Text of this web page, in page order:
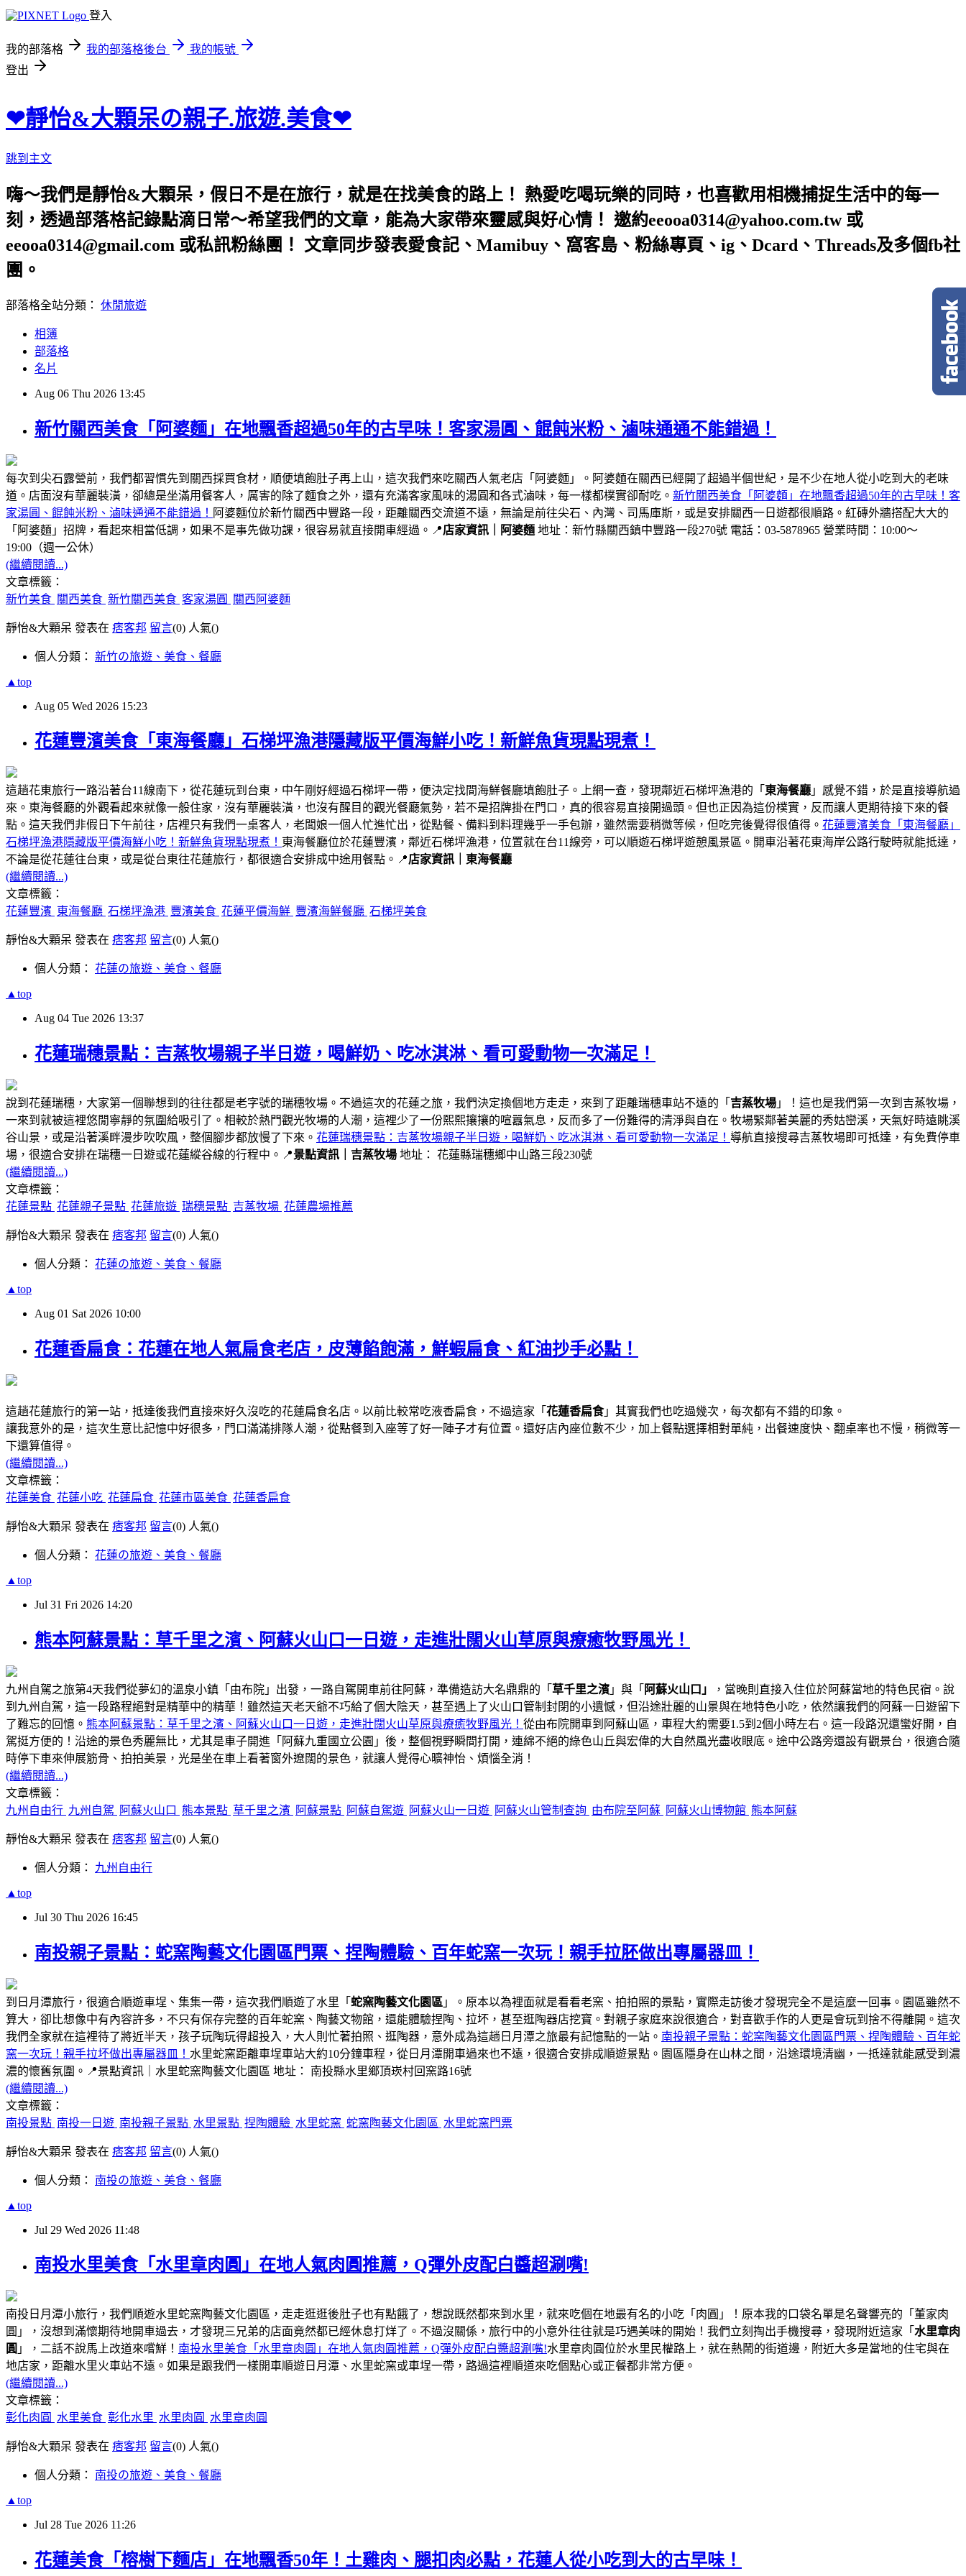
登入
我的部落格 我的部落格後台
我的帳號
登出
❤靜怡&大顆呆の親子.旅遊.美食❤
跳到主文
嗨～我們是靜怡&大顆呆，假日不是在旅行，就是在找美食的路上！ 熱愛吃喝玩樂的同時，也喜歡用相機捕捉生活中的每一
刻，透過部落格記錄點滴日常～希望我們的文章，能為大家帶來靈感與好心情！ 邀約eeooa0314@yahoo.com.tw 或
eeooa0314@gmail.com 或私訊粉絲團！ 文章同步發表愛食記、Mamibuy、窩客島、粉絲專頁、ig、Dcard、Threads及多個fb社
團。
部落格全站分類： 休閒旅遊
相簿
部落格
名片
Aug 06 Thu 2026 13:45
新竹關西美食「阿婆麵」在地飄香超過50年的古早味！客家湯圓、餛飩米粉、滷味通通不能錯過！
每次到尖石露營前，我們都習慣先到關西採買食材，順便填飽肚子再上山，這次我們來吃關西人氣老店「阿婆麵」。阿婆麵在關西已經開了超過半個世紀，是不少在地人從小吃到大的老味
道。店面沒有華麗裝潢，卻總是坐滿用餐客人，厲害的除了麵食之外，還有充滿客家風味的湯圓和各式滷味，每一樣都樸實卻耐吃。 新竹關西美食「阿婆麵」在地飄香超過50年的古早味！客
家湯圓、餛飩米粉、滷味通通不能錯過！ 阿婆麵位於新竹關西中豐路一段，距離關西交流道不遠，無論是前往尖石、內灣、司馬庫斯，或是安排關西一日遊都很順路。紅磚外牆搭配大大的
「阿婆麵」招牌，看起來相當低調，如果不是事先做功課，很容易就直接開車經過。📍店家資訊｜阿婆麵 地址：新竹縣關西鎮中豐路一段270號 電話：03-5878965 營業時間：10:00～
19:00（週一公休）
(繼續閱讀...)
文章標籤：
新竹美食 關西美食 新竹關西美食 客家湯圓 關西阿婆麵
靜怡&大顆呆 發表在 痞客邦 留言(0) 人氣()
個人分類： 新竹の旅遊、美食、餐廳
▲top
Aug 05 Wed 2026 15:23
花蓮豐濱美食「東海餐廳」石梯坪漁港隱藏版平價海鮮小吃！新鮮魚貨現點現煮！
這趟花東旅行一路沿著台11線南下，從花蓮玩到台東，中午剛好經過石梯坪一帶，便決定找間海鮮餐廳填飽肚子。上網一查，發現鄰近石梯坪漁港的「 東海餐廳 」感覺不錯，於是直接導航過
來。東海餐廳的外觀看起來就像一般住家，沒有華麗裝潢，也沒有醒目的觀光餐廳氣勢，若不是招牌掛在門口，真的很容易直接開過頭。但也正因為這份樸實，反而讓人更期待接下來的餐
點。這天我們非假日下午前往，店裡只有我們一桌客人，老闆娘一個人忙進忙出，從點餐、備料到料理幾乎一手包辦，雖然需要稍微等候，但吃完後覺得很值得。 花蓮豐濱美食「東海餐廳」
石梯坪漁港隱藏版平價海鮮小吃！新鮮魚貨現點現煮！ 東海餐廳位於花蓮豐濱，鄰近石梯坪漁港，位置就在台11線旁，可以順遊石梯坪遊憩風景區。開車沿著花東海岸公路行駛時就能抵達，
不論是從花蓮往台東，或是從台東往花蓮旅行，都很適合安排成中途用餐點。📍店家資訊｜東海餐廳
(繼續閱讀...)
文章標籤：
花蓮豐濱 東海餐廳 石梯坪漁港 豐濱美食 花蓮平價海鮮 豐濱海鮮餐廳 石梯坪美食
靜怡&大顆呆 發表在 痞客邦 留言(0) 人氣()
個人分類： 花蓮の旅遊、美食、餐廳
▲top
Aug 04 Tue 2026 13:37
花蓮瑞穗景點：吉蒸牧場親子半日遊，喝鮮奶、吃冰淇淋、看可愛動物一次滿足！
說到花蓮瑞穗，大家第一個聯想到的往往都是老字號的瑞穗牧場。不過這次的花蓮之旅，我們決定換個地方走走，來到了距離瑞穗車站不遠的「 吉蒸牧場 」！這也是我們第一次到吉蒸牧場，
一來到就被這裡悠閒寧靜的氛圍給吸引了。相較於熱門觀光牧場的人潮，這裡少了一份熙熙攘攘的喧囂氣息，反而多了一份難得的清淨與自在。牧場緊鄰著美麗的秀姑巒溪，天氣好時遠眺溪
谷山景，或是沿著溪畔漫步吹吹風，整個腳步都放慢了下來。 花蓮瑞穗景點：吉蒸牧場親子半日遊，喝鮮奶、吃冰淇淋、看可愛動物一次滿足！ 導航直接搜尋吉蒸牧場即可抵達，有免費停車
場，很適合安排在瑞穗一日遊或花蓮縱谷線的行程中。📍景點資訊｜吉蒸牧場 地址： 花蓮縣瑞穗鄉中山路三段230號
(繼續閱讀...)
文章標籤：
花蓮景點 花蓮親子景點 花蓮旅遊 瑞穗景點 吉蒸牧場 花蓮農場推薦
靜怡&大顆呆 發表在 痞客邦 留言(0) 人氣()
個人分類： 花蓮の旅遊、美食、餐廳
▲top
Aug 01 Sat 2026 10:00
花蓮香扁食：花蓮在地人氣扁食老店，皮薄餡飽滿，鮮蝦扁食、紅油抄手必點！
這趟花蓮旅行的第一站，抵達後我們直接來好久沒吃的花蓮扁食名店。以前比較常吃液香扁食，不過這家「 花蓮香扁食」其實我們也吃過幾次，每次都有不錯的印象。
讓我意外的是，這次生意比記憶中好很多，門口滿滿排隊人潮，從點餐到入座等了好一陣子才有位置。還好店內座位數不少，加上餐點選擇相對單純，出餐速度快、翻桌率也不慢，稍微等一
下還算值得。
(繼續閱讀...)
文章標籤：
花蓮美食 花蓮小吃 花蓮扁食 花蓮市區美食 花蓮香扁食
靜怡&大顆呆 發表在 痞客邦 留言(0) 人氣()
個人分類： 花蓮の旅遊、美食、餐廳
▲top
Jul 31 Fri 2026 14:20
熊本阿蘇景點：草千里之濱、阿蘇火山口一日遊，走進壯闊火山草原與療癒牧野風光！
九州自駕之旅第4天我們從夢幻的溫泉小鎮「由布院」出發，一路自駕開車前往阿蘇，準備造訪大名鼎鼎的「 草千里之濱 」與「 阿蘇火山口」
，當晚則直接入住位於阿蘇當地的特色民宿。說
到九州自駕，這一段路程絕對是精華中的精華！雖然這天老天爺不巧給了個大陰天，甚至遇上了火山口管制封閉的小遺憾，但沿途壯麗的山景與在地特色小吃，依然讓我們的阿蘇一日遊留下
了難忘的回憶。 熊本阿蘇景點：草千里之濱、阿蘇火山口一日遊，走進壯闊火山草原與療癒牧野風光！ 從由布院開車到阿蘇山區，車程大約需要1.5到2個小時左右。這一段路況還蠻好開，自
駕挺方便的！沿途的景色秀麗無比，尤其是車子開進「阿蘇九重國立公園」後，整個視野瞬間打開，連綿不絕的綠色山丘與宏偉的大自然風光盡收眼底。途中公路旁還設有觀景台，很適合隨
時停下車來伸展筋骨、拍拍美景，光是坐在車上看著窗外遼闊的景色，就讓人覺得心曠神怡、煩惱全消！
(繼續閱讀...)
文章標籤：
九州自由行 九州自駕 阿蘇火山口 熊本景點 草千里之濱 阿蘇景點 阿蘇自駕遊 阿蘇火山一日遊 阿蘇火山管制查詢 由布院至阿蘇 阿蘇火山博物館 熊本阿蘇
靜怡&大顆呆 發表在 痞客邦 留言(0) 人氣()
個人分類： 九州自由行
▲top
Jul 30 Thu 2026 16:45
南投親子景點：蛇窯陶藝文化園區門票、捏陶體驗、百年蛇窯一次玩！親手拉胚做出專屬器皿！
到日月潭旅行，很適合順遊車埕、集集一帶，這次我們順遊了水里「 蛇窯陶藝文化園區 」。原本以為裡面就是看看老窯、拍拍照的景點，實際走訪後才發現完全不是這麼一回事。園區雖然不
算大，卻比想像中有內容許多，不只有保存完整的百年蛇窯、陶藝文物館，還能體驗捏陶、拉坏，甚至逛陶器店挖寶。對親子家庭來說很適合，對喜歡手作的人更是會玩到捨不得離開。這次
我們全家就在這裡待了將近半天，孩子玩陶玩得超投入，大人則忙著拍照、逛陶器，意外成為這趟日月潭之旅最有記憶點的一站。 南投親子景點：蛇窯陶藝文化園區門票、捏陶體驗、百年蛇
窯一次玩！親手拉坏做出專屬器皿！ 水里蛇窯距離車埕車站大約10分鐘車程，從日月潭開車過來也不遠，很適合安排成順遊景點。園區隱身在山林之間，沿途環境清幽，一抵達就能感受到濃
濃的懷舊氛圍。📍景點資訊｜水里蛇窯陶藝文化園區 地址： 南投縣水里鄉頂崁村回窯路16號
(繼續閱讀...)
文章標籤：
南投景點 南投一日遊 南投親子景點 水里景點 捏陶體驗 水里蛇窯 蛇窯陶藝文化園區 水里蛇窯門票
靜怡&大顆呆 發表在 痞客邦 留言(0) 人氣()
個人分類： 南投の旅遊、美食、餐廳
▲top
Jul 29 Wed 2026 11:48
南投水里美食「水里章肉圓」在地人氣肉圓推薦，Q彈外皮配白醬超涮嘴!
南投日月潭小旅行，我們順遊水里蛇窯陶藝文化園區，走走逛逛後肚子也有點餓了，想說既然都來到水里，就來吃個在地最有名的小吃「肉圓」！原本我的口袋名單是名聲響亮的「董家肉
圓」，沒想到滿懷期待地開車過去，才發現三兄弟的店面竟然都已經休息打烊了。不過沒關係，旅行中的小意外往往就是巧遇美味的開始！我們立刻掏出手機搜尋，發現附近這家「 水里章肉
圓 」，二話不說馬上改道來嚐鮮！ 南投水里美食「水里章肉圓」在地人氣肉圓推薦，Q彈外皮配白醬超涮嘴!水里章肉圓位於水里民權路上，就在熱鬧的街道邊，附近大多是當地的住宅與在
地店家， 距離水里火車站不遠 。如果是跟我們一樣開車順遊日月潭、水里蛇窯或車埕一帶，路過這裡順道來吃個點心或正餐都非常方便。
(繼續閱讀...)
文章標籤：
彰化肉圓
水里美食 彰化水里 水里肉圓 水里章肉圓
靜怡&大顆呆 發表在 痞客邦 留言(0) 人氣()
個人分類： 南投の旅遊、美食、餐廳
▲top
Jul 28 Tue 2026 11:26
花蓮美食「榕樹下麵店」在地飄香50年！土雞肉、腿扣肉必點，花蓮人從小吃到大的古早味！